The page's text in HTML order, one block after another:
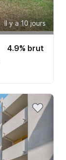
Il y a 10 jours
4.9% brut